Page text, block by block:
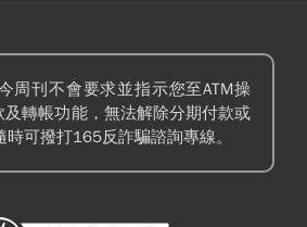
周刊不會要求並指示您至ATM操
及轉帳功能，無法解除分期付款或
可撥打165反詐騙諮詢專線。